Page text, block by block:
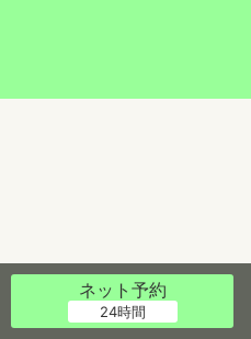
ネット予約